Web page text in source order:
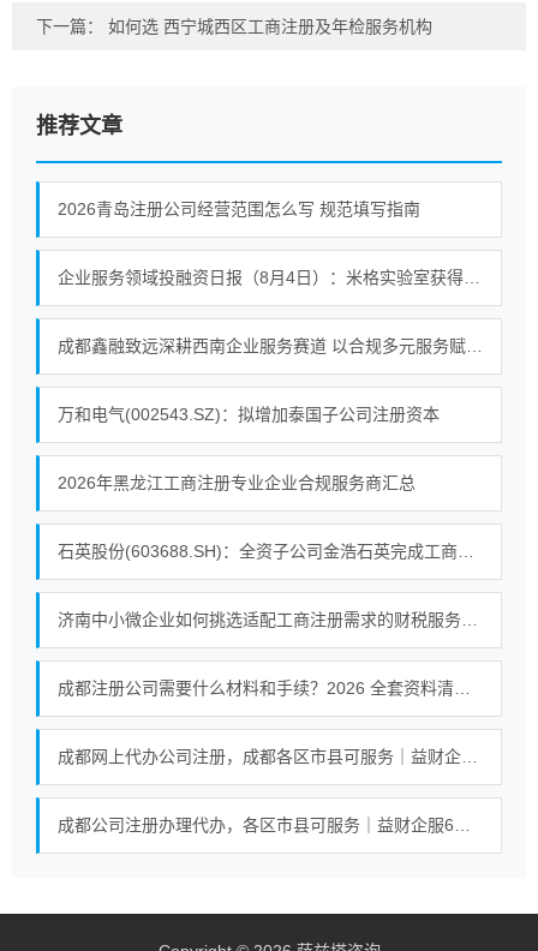
下一篇： 如何选 西宁城西区工商注册及年检服务机构
推荐文章
2026青岛注册公司经营范围怎么写 规范填写指南
万和电气(002543.SZ)：拟增加泰国子公司注册资本
2026年黑龙江工商注册专业企业合规服务商汇总